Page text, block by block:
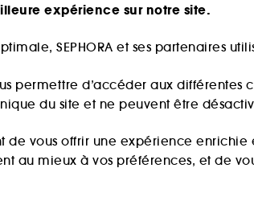
expérience sur notre site.
SEPHORA et ses partenaires
permettre d’accéder aux différentes
du site et ne peuvent être
de vous offrir une expérience
au mieux à vos préférences, et de